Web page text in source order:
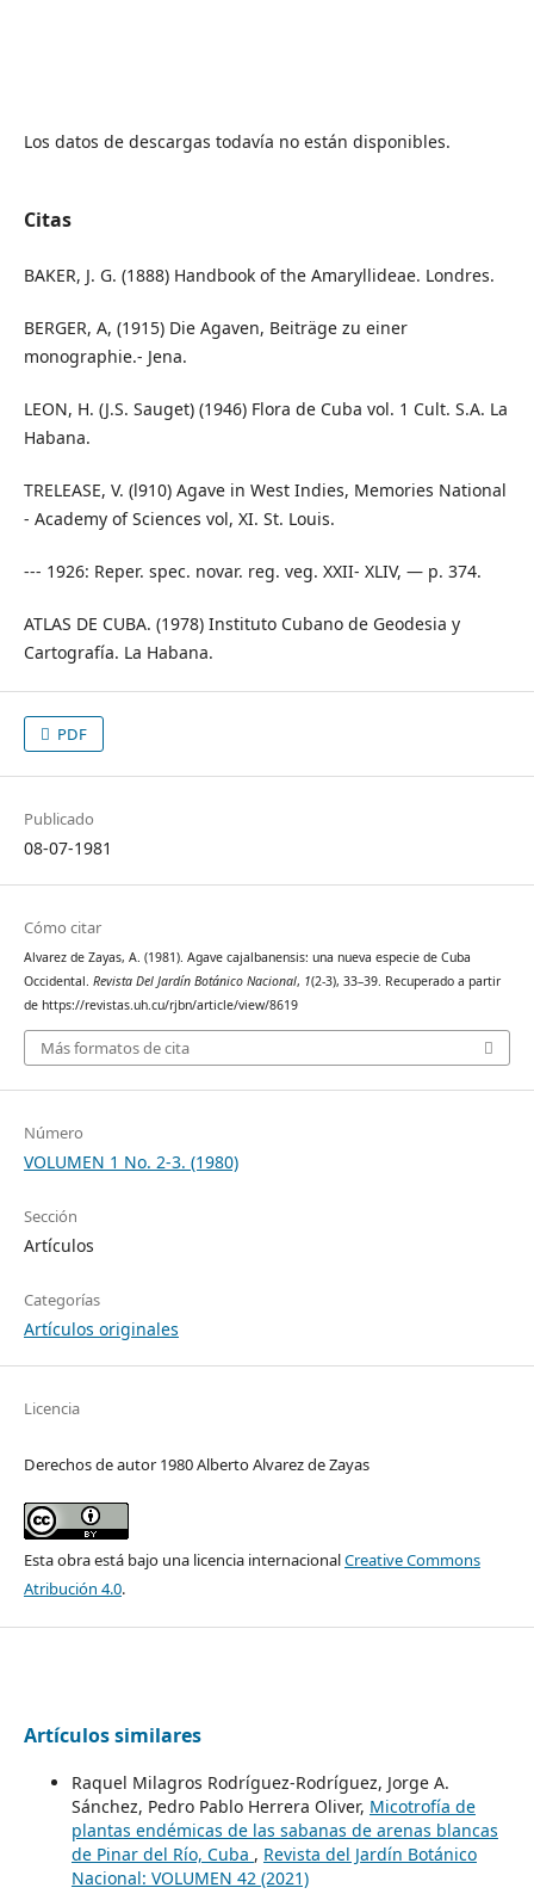
Los datos de descargas todavía no están disponibles.
Citas
BAKER, J. G. (1888) Handbook of the Amaryllideae. Londres.
BERGER, A, (1915) Die Agaven, Beiträge zu einer
monographie.- Jena.
LEON, H. (J.S. Sauget) (1946) Flora de Cuba vol. 1 Cult. S.A. La
Habana.
TRELEASE, V. (l910) Agave in West Indies, Memories National
- Academy of Sciences vol, XI. St. Louis.
--- 1926: Reper. spec. novar. reg. veg. XXII- XLIV, — p. 374.
ATLAS DE CUBA. (1978) Instituto Cubano de Geodesia y
Cartografía. La Habana.
PDF
Publicado
08-07-1981
Cómo citar
Alvarez de Zayas, A. (1981). Agave cajalbanensis: una nueva especie de Cuba
Occidental. Revista Del Jardín Botánico Nacional, 1(2-3), 33–39. Recuperado a partir
de https://revistas.uh.cu/rjbn/article/view/8619
Más formatos de cita
Número
VOLUMEN 1 No. 2-3. (1980)
Sección
Artículos
Categorías
Artículos originales
Licencia
Derechos de autor 1980 Alberto Alvarez de Zayas
Esta obra está bajo una licencia internacionalCreative Commons
Atribución 4.0.
Artículos similares
Raquel Milagros Rodríguez-Rodríguez, Jorge A.
Sánchez, Pedro Pablo Herrera Oliver, Micotrofía de
plantas endémicas de las sabanas de arenas blancas
de Pinar del Río, Cuba , Revista del Jardín Botánico
Nacional: VOLUMEN 42 (2021)